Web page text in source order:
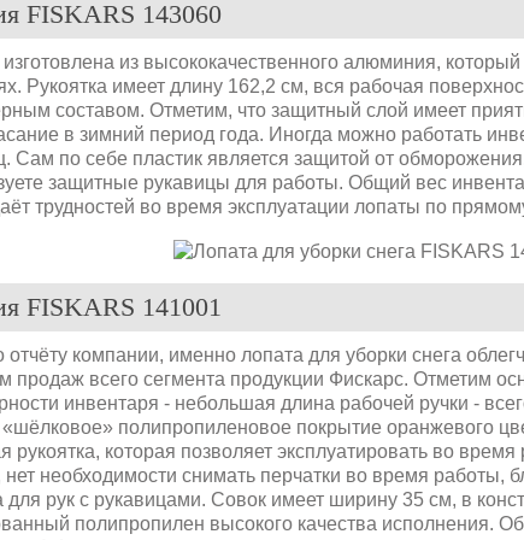
FISKARS 143060
из высококачественного алюминия,
Рукоятка имеет длину 162,2 см, вся рабочая
составом. Отметим, что защитный слой имеет
в зимний период года. Иногда можно работать
Сам по себе пластик является защитой от
защитные рукавицы для работы. Общий вес
трудностей во время эксплуатации лопаты по
FISKARS 141001
отчёту компании, именно лопата для уборки снега
продаж всего сегмента продукции Фискарс. Отметим
инвентаря - небольшая длина рабочей ручки -
«шёлковое» полипропиленовое покрытие оранжевого
рукоятка, которая позволяет эксплуатировать во
нет необходимости снимать перчатки во время работы,
для рук с рукавицами. Совок имеет ширину 35 см, в
полипропилен высокого качества исполнения.